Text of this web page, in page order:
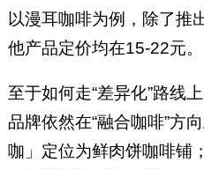
以漫耳咖啡为例，除了推
他产品定价均在15-22元。
至于如何走“差异化”路线
品牌依然在“融合咖啡”方
咖」定位为鲜肉饼咖啡铺